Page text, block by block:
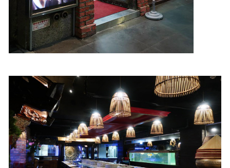
關於Yilan
個人著作
活動實況記錄
合作與代言
訂閱電子報